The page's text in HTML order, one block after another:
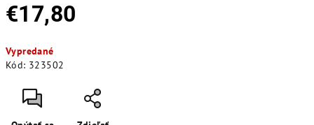
€17,80
cena:
Vypredané
Kód: 323502